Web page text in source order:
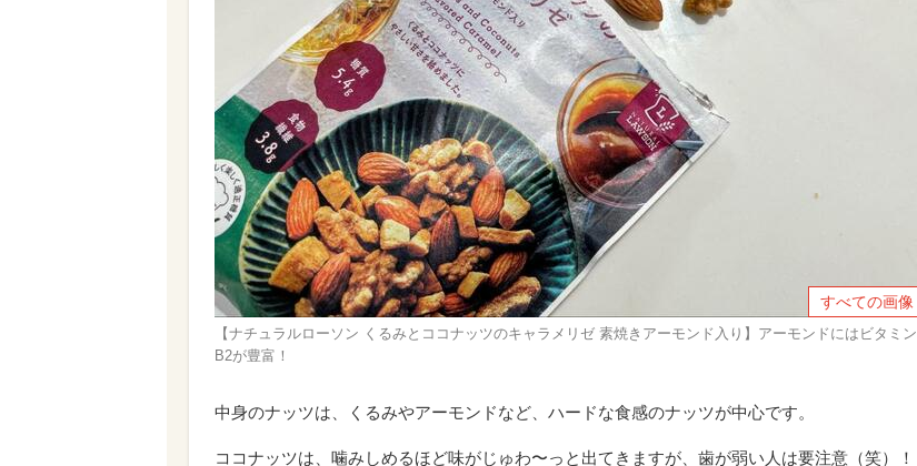
すべての画像
【ナチュラルローソン くるみとココナッツのキャラメリゼ 素焼きアーモンド入り】アーモンドにはビタミン
B2が豊富！
中身のナッツは、くるみやアーモンドなど、ハードな食感のナッツが中心です。
ココナッツは、噛みしめるほど味がじゅわ〜っと出てきますが、歯が弱い人は要注意（笑）！